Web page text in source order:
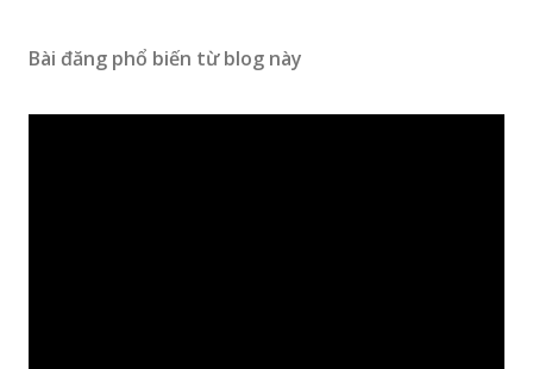
Bài đăng phổ biến từ blog này